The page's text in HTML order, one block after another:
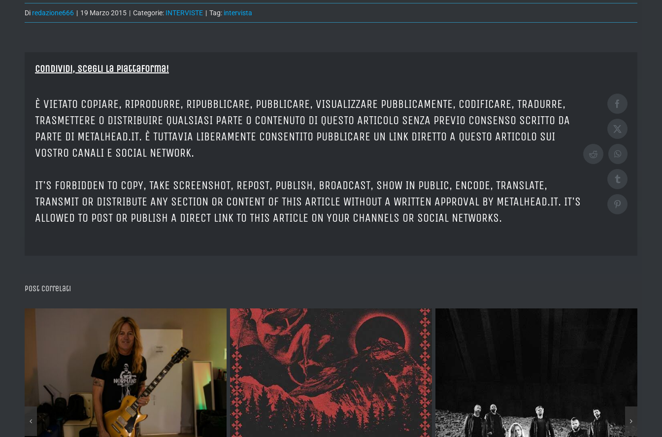
Di redazione666 | 19 Marzo 2015 | Categorie: INTERVISTE | Tag: intervista
Condividi, Scegli la piattaforma!
È VIETATO COPIARE, RIPRODURRE, RIPUBBLICARE, PUBBLICARE, VISUALIZZARE PUBBLICAMENTE, CODIFICARE, TRADURRE,
TRASMETTERE O DISTRIBUIRE QUALSIASI PARTE O CONTENUTO DI QUESTO ARTICOLO SENZA PREVIO CONSENSO SCRITTO DA
PARTE DI METALHEAD.IT. È TUTTAVIA LIBERAMENTE CONSENTITO PUBBLICARE UN LINK DIRETTO A QUESTO ARTICOLO SUI
VOSTRO CANALI E SOCIAL NETWORK.
IT'S FORBIDDEN TO COPY, TAKE SCREENSHOT, REPOST, PUBLISH, BROADCAST, SHOW IN PUBLIC, ENCODE, TRANSLATE,
TRANSMIT OR DISTRIBUTE ANY SECTION OR CONTENT OF THIS ARTICLE WITHOUT A WRITTEN APPROVAL BY METALHEAD.IT. IT'S
ALLOWED TO POST OR PUBLISH A DIRECT LINK TO THIS ARTICLE ON YOUR CHANNELS OR SOCIAL NETWORKS.
Facebook
X
RedditWhatsApp
Tumblr
Pinterest
Post correlati